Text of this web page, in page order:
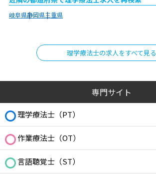
岐阜県静岡県三重県
理学療法士の求人をすべて見る
専門サイト
理学療法士（PT）
作業療法士（OT）
言語聴覚士（ST）